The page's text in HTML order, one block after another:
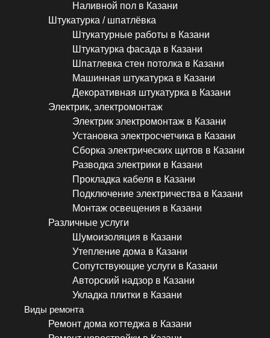
Наливной пол в Казани
Штукатурка / шпатлёвка
Штукатурные работы в Казани
Штукатурка фасада в Казани
Шпатлевка стен потолка в Казани
Машинная штукатурка в Казани
Декоративная штукатурка в Казани
Электрик, электромонтаж
Электрик электромонтаж в Казани
Установка электросчетчика в Казани
Сборка электрических щитов в Казани
Разводка электрики в Казани
Прокладка кабеля в Казани
Подключение электричества в Казани
Монтаж освещения в Казани
Различные услуги
Шумоизоляция в Казани
Утепление дома в Казани
Сопутствующие услуги в Казани
Авторский надзор в Казани
Укладка плитки в Казани
Виды ремонта
Ремонт дома коттеджа в Казани